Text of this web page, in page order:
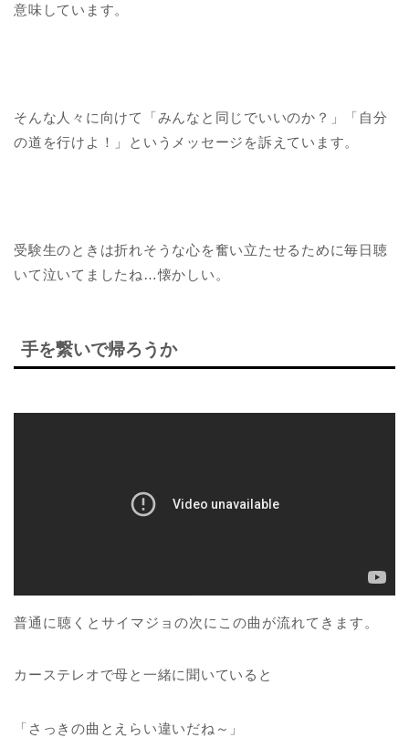
意味しています。
そんな人々に向けて「みんなと同じでいいのか？」「自分
の道を行けよ！」というメッセージを訴えています。
受験生のときは折れそうな心を奮い立たせるために毎日聴
いて泣いてましたね…懐かしい。
手を繋いで帰ろうか
普通に聴くとサイマジョの次にこの曲が流れてきます。
カーステレオで母と一緒に聞いていると
「さっきの曲とえらい違いだね～」